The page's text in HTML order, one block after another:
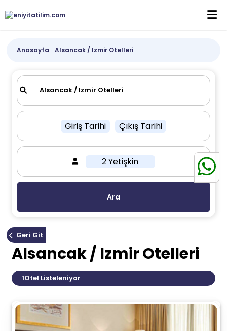
Anasayfa Alsancak / Izmir Otelleri
Giriş Tarihi Çıkış Tarihi
2 Yetişkin
Ara
Geri Git
Alsancak / Izmir Otelleri
1Otel Listeleniyor